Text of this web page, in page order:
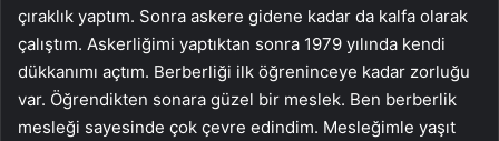
çıraklık yaptım. Sonra askere gidene kadar da kalfa olarak
çalıştım. Askerliğimi yaptıktan sonra 1979 yılında kendi
dükkanımı açtım. Berberliği ilk öğreninceye kadar zorluğu
var. Öğrendikten sonara güzel bir meslek. Ben berberlik
mesleği sayesinde çok çevre edindim. Mesleğimle yaşıt